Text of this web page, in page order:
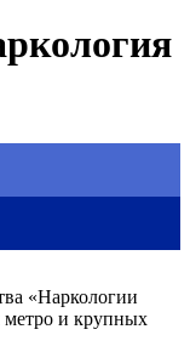
«Наркологии
метро и крупных